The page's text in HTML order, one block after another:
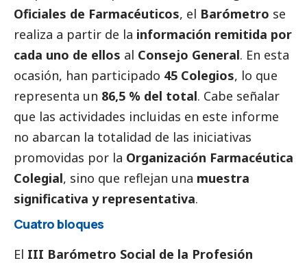
Oficiales de Farmacéuticos, el Barómetro se
realiza a partir de la información remitida por
cada uno de ellos al Consejo General. En esta
ocasión, han participado 45 Colegios, lo que
representa un 86,5 % del total. Cabe señalar
que las actividades incluidas en este informe
no abarcan la totalidad de las iniciativas
promovidas por la Organización Farmacéutica
Colegial, sino que reflejan una muestra
significativa y representativa.
Cuatro bloques
El III Barómetro Social de la Profesión